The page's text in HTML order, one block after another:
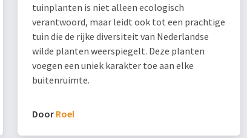
tuinplanten is niet alleen ecologisch
verantwoord, maar leidt ook tot een prachtige
tuin die de rijke diversiteit van Nederlandse
wilde planten weerspiegelt. Deze planten
voegen een uniek karakter toe aan elke
buitenruimte.
Door Roel